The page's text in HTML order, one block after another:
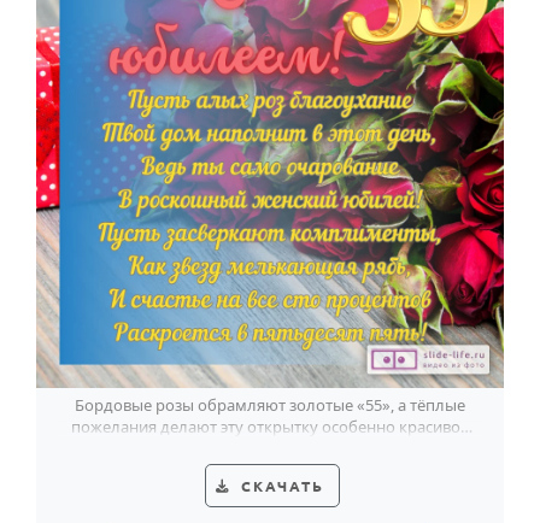
Бордовые розы обрамляют золотые «55», а тёплые
пожелания делают эту открытку особенно красивой
СКАЧАТЬ